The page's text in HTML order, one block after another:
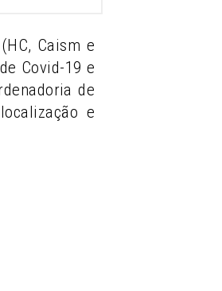
Caism e
Covid-19 e
de
e